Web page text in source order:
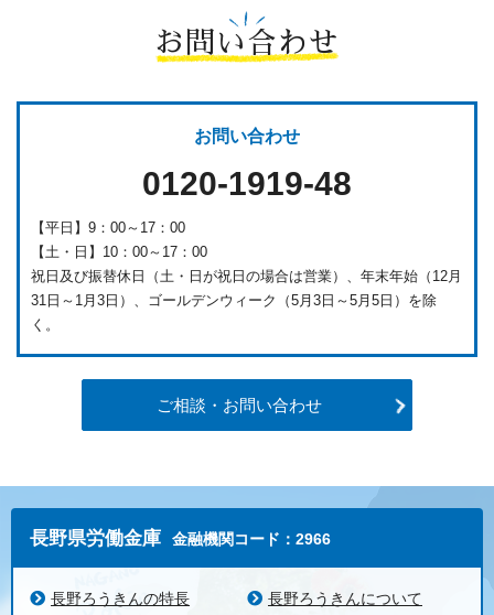
お問い合わせ
お問い合わせ
0120-1919-48
【平日】9：00～17：00
【土・日】10：00～17：00
祝日及び振替休日（土・日が祝日の場合は営業）、年末年始（12月
31日～1月3日）、ゴールデンウィーク（5月3日～5月5日）を除
く。
ご相談・お問い合わせ
長野県労働金庫 金融機関コード：2966
長野ろうきんの特長 長野ろうきんについて